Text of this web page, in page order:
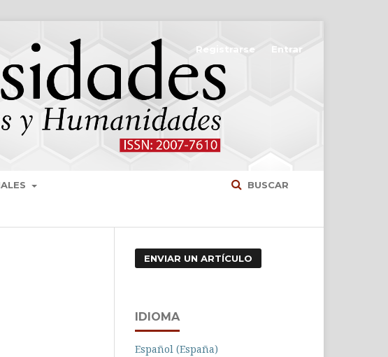
BUSCAR
Registrarse Entrar
ENVIAR UN ARTÍCULO
IDIOMA
Español (España)